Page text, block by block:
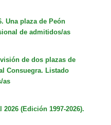
Una plaza de Peón
de admitidos/as
de dos plazas de
Consuegra. Listado
as
(Edición 1997-2026).